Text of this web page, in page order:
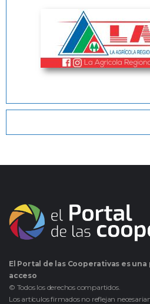
El Portal de las Cooperativas es
acceso
© Todos los derechos compartidos.
Los artículos firmados no reflejan